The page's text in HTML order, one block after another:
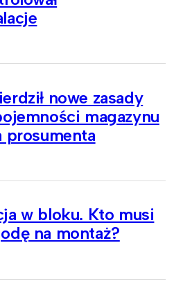
nowe zasady
magazynu
prosumenta
w bloku. Kto musi
na montaż?